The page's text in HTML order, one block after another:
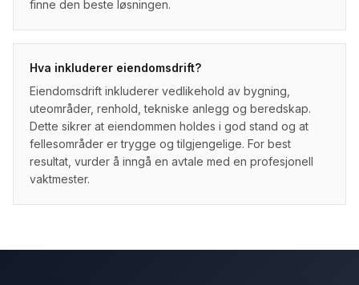
finne den beste løsningen.
Hva inkluderer eiendomsdrift?
Eiendomsdrift inkluderer vedlikehold av bygning,
uteområder, renhold, tekniske anlegg og beredskap.
Dette sikrer at eiendommen holdes i god stand og at
fellesområder er trygge og tilgjengelige. For best
resultat, vurder å inngå en avtale med en profesjonell
vaktmester.